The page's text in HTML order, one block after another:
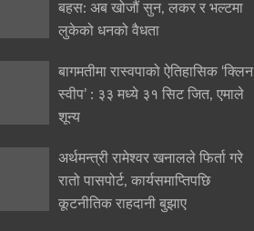
बहस: अब खोजौं सुन, लकर र भल्टमा
लुकेको धनको वैधता
बागमतीमा रास्वपाको ऐतिहासिक ‘क्लिन
स्वीप’ : ३३ मध्ये ३१ सिट जित, एमाले
शून्य
अर्थमन्त्री रामेश्वर खनालले फिर्ता गरे
रातो पासपोर्ट, कार्यसमाप्तिपछि
कूटनीतिक राहदानी बुझाए